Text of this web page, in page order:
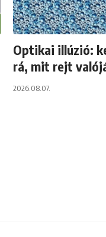
Optikai illúzió:
rá, mit rejt
2026.08.07.